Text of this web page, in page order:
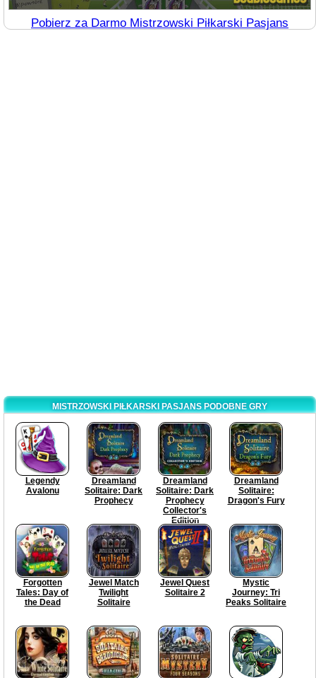
Pobierz za Darmo Mistrzowski Piłkarski Pasjans
MISTRZOWSKI PIŁKARSKI PASJANS PODOBNE GRY
Legendy
Avalonu
Dreamland
Solitaire: Dark
Prophecy
Dreamland
Solitaire: Dark
Prophecy
Collector's
Edition
Dreamland
Solitaire:
Dragon's Fury
Forgotten
Tales: Day of
the Dead
Jewel Match
Twilight
Solitaire
Jewel Quest
Solitaire 2
Mystic
Journey: Tri
Peaks Solitaire